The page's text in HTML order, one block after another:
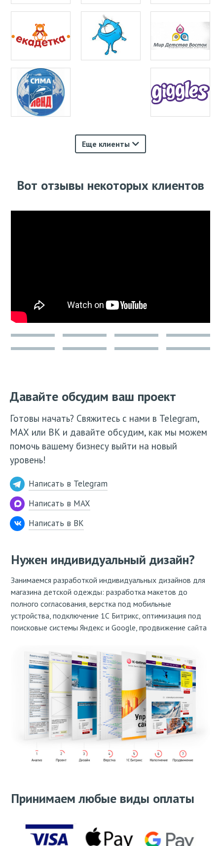
Еще клиенты
Вот отзывы некоторых клиентов
Давайте обсудим ваш проект
Готовы начать? Свяжитесь с нами в Telegram,
МАХ или ВК и давайте обсудим, как мы можем
помочь вашему бизнесу выйти на новый
уровень!
Написать в Telegram
Написать в MAX
Написать в ВК
Нужен индивидуальный дизайн?
Занимаемся разработкой индивидуальных дизайнов для
магазина детской одежды: разработка макетов до
полного согласования, верстка под мобильные
устройства, подключение 1С Битрикс, оптимизация под
поисковые системы Яндекс и Google, продвижение сайта
Принимаем любые виды оплаты